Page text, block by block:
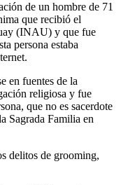
de un hombre de 71
que recibió el
(INAU) y que fue
persona estaba
en fuentes de la
religiosa y fue
que no es sacerdote
Sagrada Familia en
delitos de grooming,